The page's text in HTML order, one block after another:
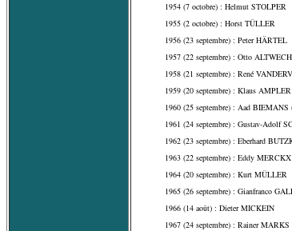
1954 (7 octobre) : Helmut STOLPER
1955 (2 octobre) : Horst TÜLLER
1956 (23 septembre) : Peter HÄRTEL
1957 (22 septembre) : Otto ALTWECH
1958 (21 septembre) : René
1959 (20 septembre) : Klaus AMPLER
1960 (25 septembre) : Aad BIEMANS
1961 (24 septembre) : Gustav-Adolf
1962 (23 septembre) : Eberhard
1963 (22 septembre) : Eddy
1964 (20 septembre) : Kurt MÜLLER
1965 (26 septembre) : Gianfranco
1966 (14 août) : Dieter MICKEIN
1967 (24 septembre) : Rainer MARKS